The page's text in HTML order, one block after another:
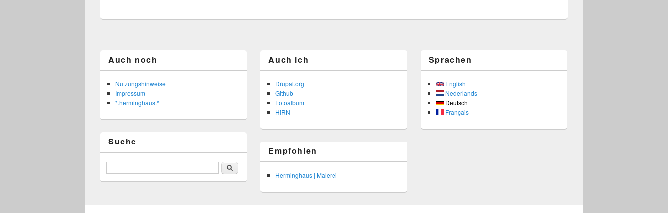
Auch noch
Nutzungshinweise
Impressum
*.herminghaus.*
Suche
Suche
Auch ich
Drupal.org
Github
Fotoalbum
HiRN
Empfohlen
Herminghaus | Malerei
Sprachen
English
Nederlands
Deutsch
Français